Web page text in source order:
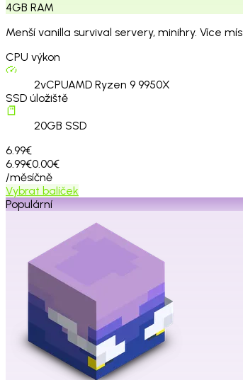
4GB RAM
Menší vanilla survival servery, minihry. Více
CPU výkon
2vCPUAMD Ryzen 9 9950X
SSD úložiště
20GB SSD
6.99€
6.99€0.00€
/měsíčně
Vybrat balíček
Populární